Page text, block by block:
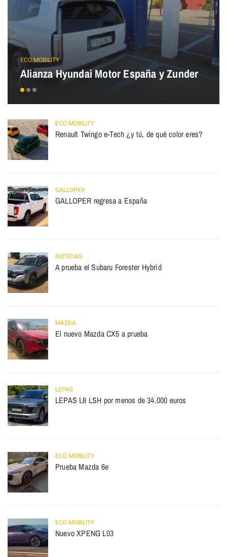
ECO MOBILITY
Alianza Hyundai Motor España y Zunder
ECO MOBILITY
Renault Twingo e-Tech ¿y tú, de qué color eres?
GALLOPER
GALLOPER regresa a España
NOTICIAS
A prueba el Subaru Forester Hybrid
MAZDA
El nuevo Mazda CX5 a prueba
LEPAS
LEPAS L8 LSH por menos de 34.000 euros
ECO MOBILITY
Prueba Mazda 6e
ECO MOBILITY
Nuevo XPENG L03